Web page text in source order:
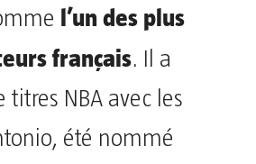
l’un des plus
français. Il a
NBA avec les
été nommé